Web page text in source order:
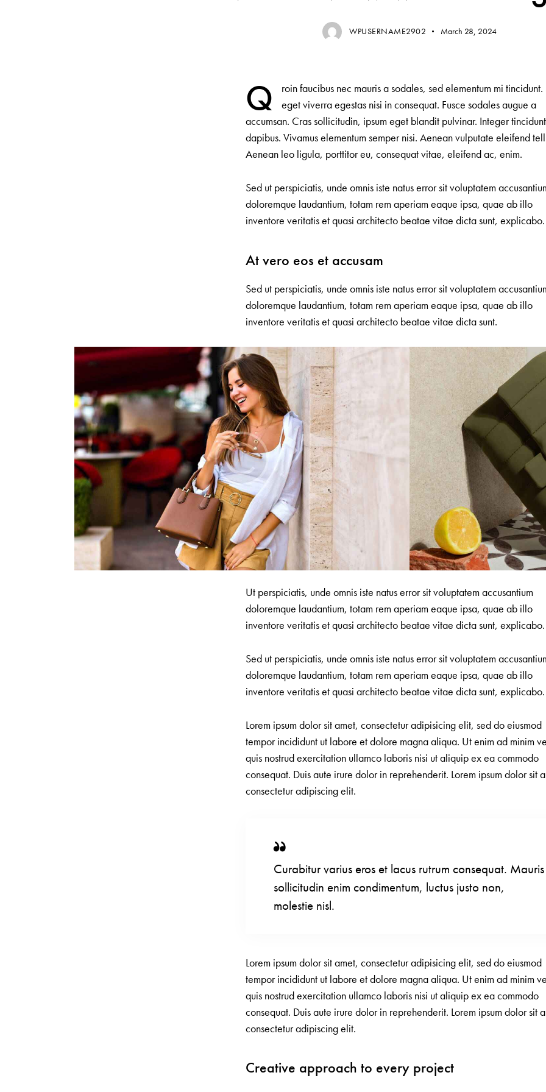
WPUSERNAME2902 March 28, 2024
Q
roin faucibus nec mauris a sodales, sed elementum mi tincidunt.
eget viverra egestas nisi in consequat. Fusce sodales augue a
accumsan. Cras sollicitudin, ipsum eget blandit pulvinar. Integer
dapibus. Vivamus elementum semper nisi. Aenean vulputate eleifend
Aenean leo ligula, porttitor eu, consequat vitae, eleifend ac, enim.
Sed ut perspiciatis, unde omnis iste natus error sit voluptatem
doloremque laudantium, totam rem aperiam eaque ipsa, quae ab illo
inventore veritatis et quasi architecto beatae vitae dicta sunt, explicabo.
At vero eos et accusam
Sed ut perspiciatis, unde omnis iste natus error sit voluptatem
doloremque laudantium, totam rem aperiam eaque ipsa, quae ab illo
inventore veritatis et quasi architecto beatae vitae dicta sunt.
Ut perspiciatis, unde omnis iste natus error sit voluptatem accusantium
doloremque laudantium, totam rem aperiam eaque ipsa, quae ab illo
inventore veritatis et quasi architecto beatae vitae dicta sunt, explicabo.
Sed ut perspiciatis, unde omnis iste natus error sit voluptatem
doloremque laudantium, totam rem aperiam eaque ipsa, quae ab illo
inventore veritatis et quasi architecto beatae vitae dicta sunt, explicabo.
Lorem ipsum dolor sit amet, consectetur adipisicing elit, sed do eiusmod
tempor incididunt ut labore et dolore magna aliqua. Ut enim ad minim
quis nostrud exercitation ullamco laboris nisi ut aliquip ex ea commodo
consequat. Duis aute irure dolor in reprehenderit. Lorem ipsum dolor sit
consectetur adipiscing elit.
Curabitur varius eros et lacus rutrum consequat. Mauris
sollicitudin enim condimentum, luctus justo non,
molestie nisl.
Lorem ipsum dolor sit amet, consectetur adipisicing elit, sed do eiusmod
tempor incididunt ut labore et dolore magna aliqua. Ut enim ad minim
quis nostrud exercitation ullamco laboris nisi ut aliquip ex ea commodo
consequat. Duis aute irure dolor in reprehenderit. Lorem ipsum dolor sit
consectetur adipiscing elit.
Creative approach to every project